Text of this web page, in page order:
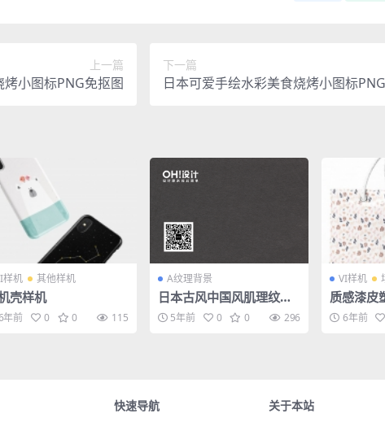
上一篇
小图标PNG免抠图
下一篇
日本可爱手绘水彩美食烧烤小图标
样机 其他样机
壳样机
年前 0 0 115
A纹理背景
日本古风中国风肌理纹理
粗糙做旧纸张背景
5年前 0 0 296
VI样机
质感漆皮
环保手提
智能贴图
6年前
快速导航
关于本站